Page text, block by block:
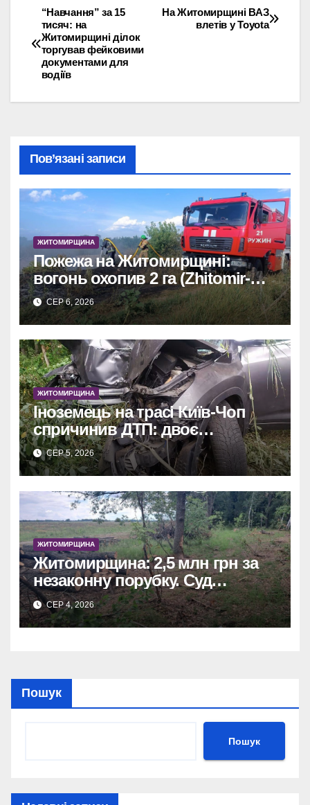
Навігація
записів
На Житомирщині ВАЗ
влетів у Toyota
“Навчання” за 15
тисяч: на
Житомирщині ділок
торгував фейковими
документами для
водіїв
Пов’язані записи
ЖИТОМИРЩИНА
Пожежа на Житомирщині:
вогонь охопив 2 га (Zhitomir-
OnLine)
СЕР 6, 2026
ЖИТОМИРЩИНА
Іноземець на трасі Київ-Чоп
спричинив ДТП: двоє
постраждалих у лікарні.
СЕР 5, 2026
ЖИТОМИРЩИНА
Житомирщина: 2,5 млн грн за
незаконну порубку. Суд
зобов’язав сільраду
відшкодувати збитки.
СЕР 4, 2026
Пошук
Пошук